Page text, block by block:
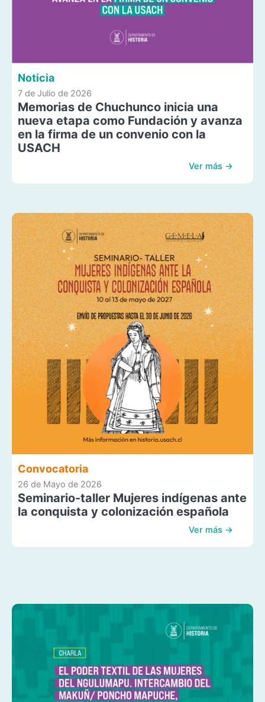
Noticia
7 de Julio de 2026
Memorias de Chuchunco inicia una
nueva etapa como Fundación y avanza
en la firma de un convenio con la
USACH
Ver más →
Convocatoria
26 de Mayo de 2026
Seminario-taller Mujeres indígenas ante
la conquista y colonización española
Ver más →